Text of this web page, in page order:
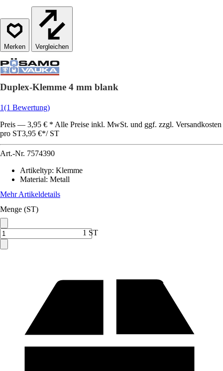
Vergleichen
Duplex-Klemme 4 mm blank
1(1 Bewertung)
Preis — 3,95 € * Alle Preise inkl. MwSt. und ggf. zzgl. Versandkosten
pro ST3,95 €*/ ST
Art.-Nr. 7574390
Artikeltyp: Klemme
Material: Metall
Mehr Artikeldetails
Menge (ST)
1 ST